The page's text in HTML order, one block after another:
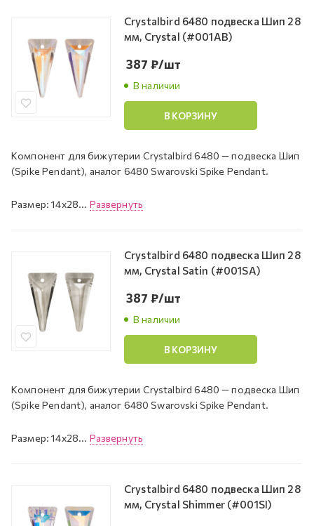
Crystalbird 6480 подвеска Шип 28
мм, Crystal (#001AB)
В наличии
387 ₽/шт
В КОРЗИНУ
Компонент для бижутерии Crystalbird 6480 — подвеска Шип
(Spike Pendant), аналог 6480 Swarovski Spike Pendant.
Размер: 14x28... Развернуть
Crystalbird 6480 подвеска Шип 28
мм, Crystal Satin (#001SA)
В наличии
387 ₽/шт
В КОРЗИНУ
Компонент для бижутерии Crystalbird 6480 — подвеска Шип
(Spike Pendant), аналог 6480 Swarovski Spike Pendant.
Размер: 14x28... Развернуть
Crystalbird 6480 подвеска Шип 28
мм, Crystal Shimmer (#001SI)